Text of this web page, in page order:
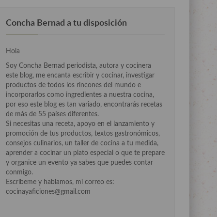
Concha Bernad a tu disposición
Hola
Soy Concha Bernad periodista, autora y cocinera
este blog, me encanta escribir y cocinar, investigar
productos de todos los rincones del mundo e
incorporarlos como ingredientes a nuestra cocina,
por eso este blog es tan variado, encontrarás recetas
de más de 55 países diferentes.
Si necesitas una receta, apoyo en el lanzamiento y
promoción de tus productos, textos gastronómicos,
consejos culinarios, un taller de cocina a tu medida,
aprender a cocinar un plato especial o que te prepare
y organice un evento ya sabes que puedes contar
conmigo.
Escríbeme y hablamos, mi correo es:
cocinayaficiones@gmail.com